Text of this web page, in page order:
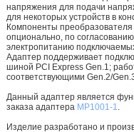
напряжения для подачи
для некоторых устройств в
Компоненты
опционально, по
электропитанию
Адаптер поддерживает
шиной PCI Express Gen.1;
соответствующими Gen.2/
Данный адаптер является
заказа адаптера MP1001-1.
Изделие разработано и